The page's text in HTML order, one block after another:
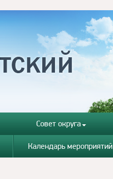
Совет округа
Календарь мероприятий